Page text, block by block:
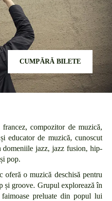
CUMPĂRĂ BILETE
compozitor de muzică,
educator de muzică, cunoscut
domeniile jazz, jazz fusion, hip-
pop.
o muzică deschisă pentru
și groove. Grupul explorează în
preluate din popul lui